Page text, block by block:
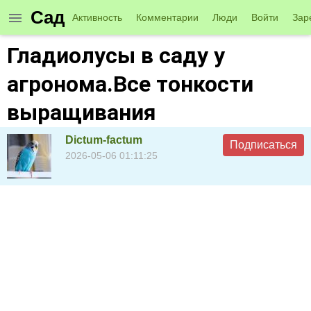
Сад Активность Комментарии Люди Войти
Гладиолусы в саду у
агронома.Все тонкости
выращивания
Dictum-factum
2026-05-06 01:11:25
Подписаться